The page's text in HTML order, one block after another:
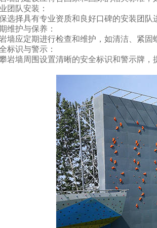
团队安装：
选择具有专业资质和良好口碑的安装团队
维护与保养：
墙应定期进行检查和维护，如清洁、紧固
标识与警示：
岩墙周围设置清晰的安全标识和警示牌，